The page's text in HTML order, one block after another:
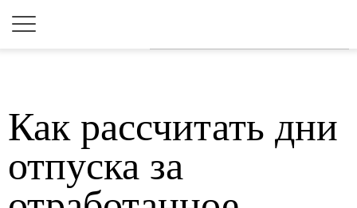
Как рассчитать дни
отпуска за